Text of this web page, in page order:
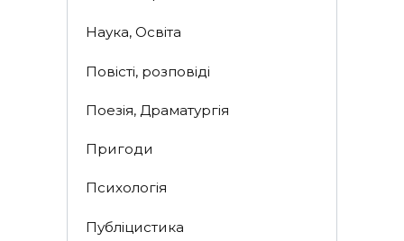
Наука, Освіта
Повісті, розповіді
Поезія, Драматургія
Пригоди
Психологія
Публіцистика